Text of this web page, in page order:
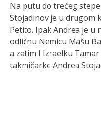
Na putu do trećeg
Stojadinov je u drugom
Petito. Ipak Andrea je u
odličnu Nemicu Mašu
a zatim I Izraelku Tamar
takmičarke Andrea